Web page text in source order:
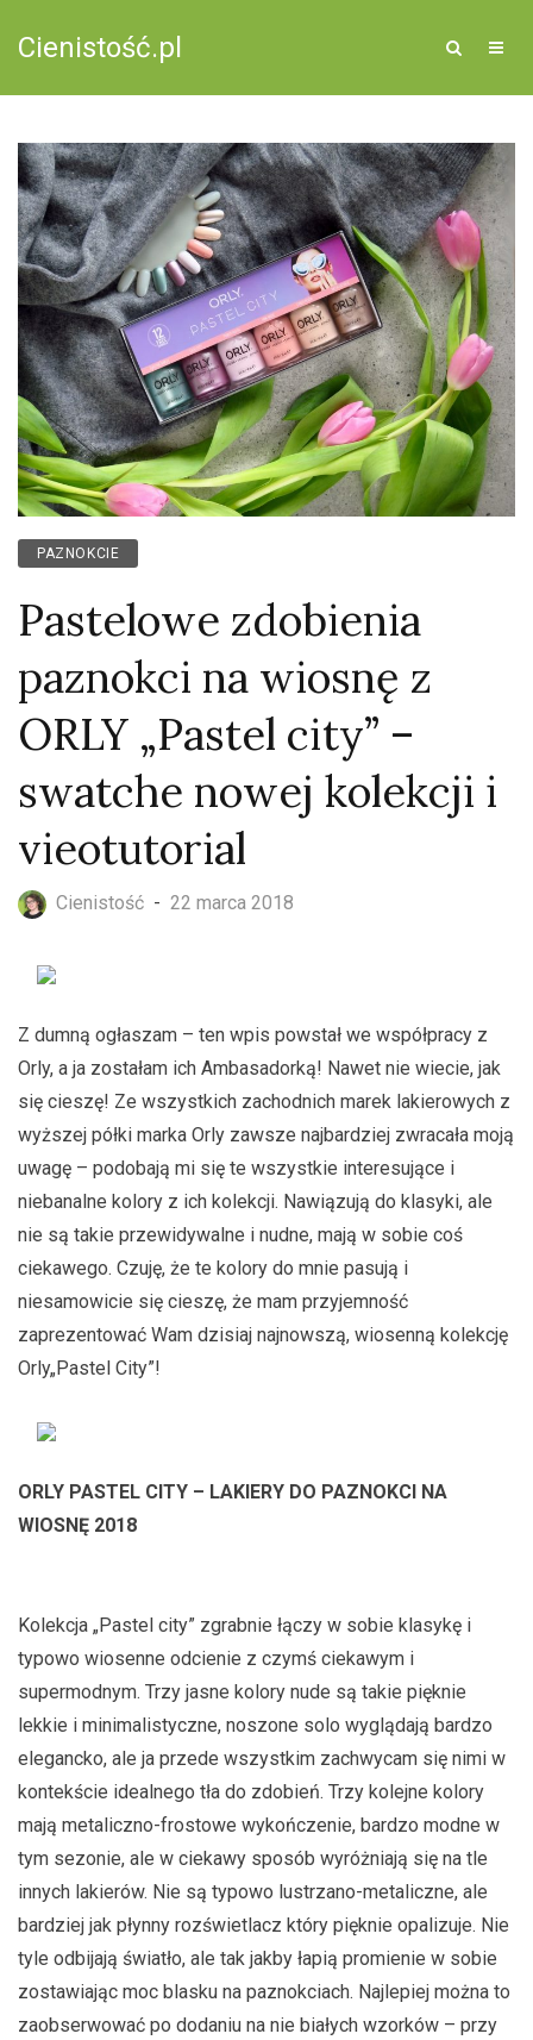
Cienistość.pl
PAZNOKCIE
Pastelowe zdobienia
paznokci na wiosnę z
ORLY „Pastel city” –
swatche nowej kolekcji i
vieotutorial
Cienistość - 22 marca 2018
Z dumną ogłaszam – ten wpis powstał we współpracy z
Orly, a ja zostałam ich Ambasadorką! Nawet nie wiecie, jak
się cieszę! Ze wszystkich zachodnich marek lakierowych z
wyższej półki marka Orly zawsze najbardziej zwracała moją
uwagę – podobają mi się te wszystkie interesujące i
niebanalne kolory z ich kolekcji. Nawiązują do klasyki, ale
nie są takie przewidywalne i nudne, mają w sobie coś
ciekawego. Czuję, że te kolory do mnie pasują i
niesamowicie się cieszę, że mam przyjemność
zaprezentować Wam dzisiaj najnowszą, wiosenną kolekcję
Orly„Pastel City”!
ORLY PASTEL CITY – LAKIERY DO PAZNOKCI NA
WIOSNĘ 2018
Kolekcja „Pastel city” zgrabnie łączy w sobie klasykę i
typowo wiosenne odcienie z czymś ciekawym i
supermodnym. Trzy jasne kolory nude są takie pięknie
lekkie i minimalistyczne, noszone solo wyglądają bardzo
elegancko, ale ja przede wszystkim zachwycam się nimi w
kontekście idealnego tła do zdobień. Trzy kolejne kolory
mają metaliczno-frostowe wykończenie, bardzo modne w
tym sezonie, ale w ciekawy sposób wyróżniają się na tle
innych lakierów. Nie są typowo lustrzano-metaliczne, ale
bardziej jak płynny rozświetlacz który pięknie opalizuje. Nie
tyle odbijają światło, ale tak jakby łapią promienie w sobie
zostawiając moc blasku na paznokciach. Najlepiej można to
zaobserwować po dodaniu na nie białych wzorków – przy